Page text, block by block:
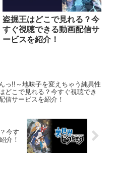
盗掘王はどこで見れる？今
すぐ視聴できる動画配信サ
ービスを紹介！
っ!!～地味子を変えちゃう純異性
どこで見れる？今すぐ視聴でき
信サービスを紹介！
今す
介！